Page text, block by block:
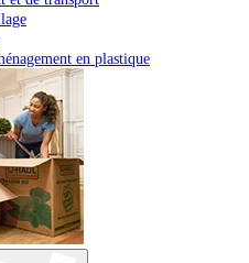
en plastique